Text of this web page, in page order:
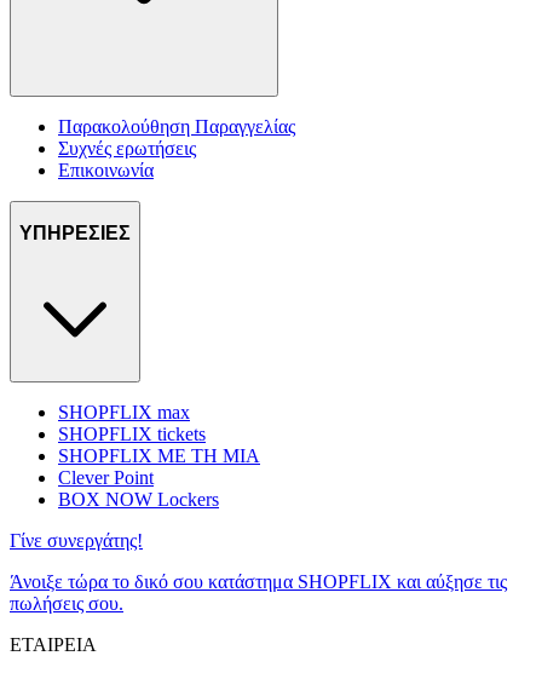
Παρακολούθηση Παραγγελίας
Συχνές ερωτήσεις
Επικοινωνία
ΥΠΗΡΕΣΙΕΣ
SHOPFLIX max
SHOPFLIX tickets
SHOPFLIX ΜΕ ΤΗ ΜΙΑ
Clever Point
BOX NOW Lockers
Γίνε συνεργάτης!
Άνοιξε τώρα το δικό σου κατάστημα SHOPFLIX και αύξησε τις
πωλήσεις σου.
ΕΤΑΙΡΕΙΑ